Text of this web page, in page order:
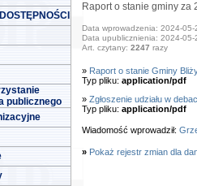
publicznego
Raport o stanie gminy za
Data wprowadzenia: 2024-05-
Data upublicznienia: 2024-05-
Art. czytany: 2247 razy
» Raport o stanie Gminy
Typ pliku: application/pdf
» Zgłoszenie udziału w
Typ pliku: application/pdf
Wiadomość wprowadził:
» Pokaż rejestr zmian dla